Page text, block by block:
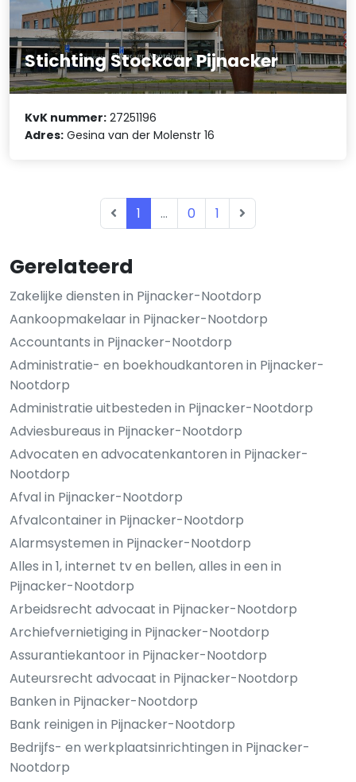
Gerelateerd
Zakelijke diensten in Pijnacker-Nootdorp
Aankoopmakelaar in Pijnacker-Nootdorp
Accountants in Pijnacker-Nootdorp
Administratie- en boekhoudkantoren in Pijnacker-
Nootdorp
Administratie uitbesteden in Pijnacker-Nootdorp
Adviesbureaus in Pijnacker-Nootdorp
Advocaten en advocatenkantoren in Pijnacker-
Nootdorp
Afval in Pijnacker-Nootdorp
Afvalcontainer in Pijnacker-Nootdorp
Alarmsystemen in Pijnacker-Nootdorp
Alles in 1, internet tv en bellen, alles in een in
Pijnacker-Nootdorp
Arbeidsrecht advocaat in Pijnacker-Nootdorp
Archiefvernietiging in Pijnacker-Nootdorp
Assurantiekantoor in Pijnacker-Nootdorp
Auteursrecht advocaat in Pijnacker-Nootdorp
Banken in Pijnacker-Nootdorp
Bank reinigen in Pijnacker-Nootdorp
Bedrijfs- en werkplaatsinrichtingen in Pijnacker-
Nootdorp
Stichting Stockcar Pijnacker
KvK nummer: 27251196
Adres: Gesina van der Molenstr 16
1 ... 0 1